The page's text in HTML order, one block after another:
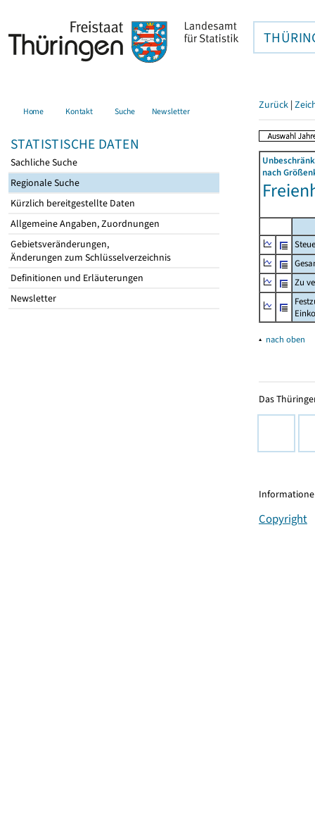
Home Kontakt Suche Newsletter
STATISTISCHE DATEN
Sachliche Suche
Regionale Suche
Kürzlich bereitgestellte Daten
Allgemeine Angaben, Zuordnungen
Gebietsveränderungen,
Änderungen zum Schlüsselverzeichnis
Definitionen und Erläuterungen
Newsletter
Zurück |
nach
Zu
▴ nach oben
Das
Copyright